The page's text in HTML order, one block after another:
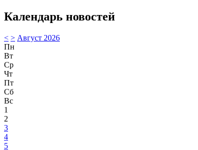
Календарь новостей
< > Август 2026
Пн
Вт
Ср
Чт
Пт
Сб
Вс
1
2
3
4
5